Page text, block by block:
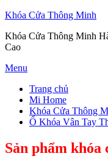
Khóa Cửa Thông Minh
Khóa Cửa Thông Minh
Cao
Skip
content
Menu
Trang chủ
Mi Home
Khóa Cửa Thông
Ổ Khóa Vân Tay
Sản phẩm